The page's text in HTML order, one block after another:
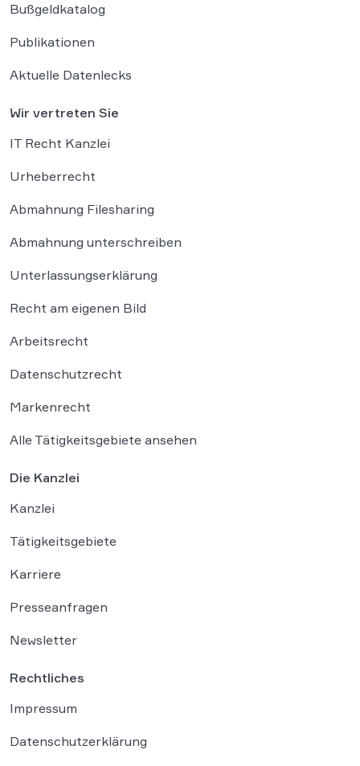
Bußgeldkatalog
Publikationen
Aktuelle Datenlecks
Wir vertreten Sie
IT Recht Kanzlei
Urheberrecht
Abmahnung Filesharing
Abmahnung unterschreiben
Unterlassungserklärung
Recht am eigenen Bild
Arbeitsrecht
Datenschutzrecht
Markenrecht
Alle Tätigkeitsgebiete ansehen
Die Kanzlei
Kanzlei
Tätigkeitsgebiete
Karriere
Presseanfragen
Newsletter
Rechtliches
Impressum
Datenschutzerklärung